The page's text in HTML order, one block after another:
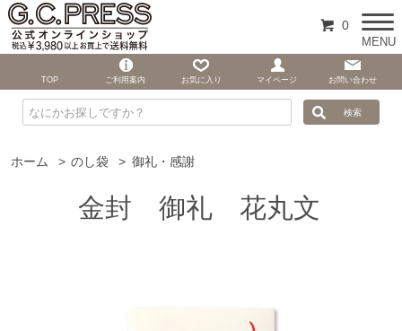
ホーム > のし袋 > 御礼・感謝
金封 御礼 花丸文
0
MENU
TOP ご利用案内 お気に入り マイページ お問い合わせ